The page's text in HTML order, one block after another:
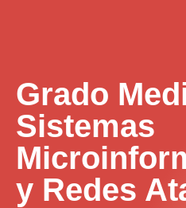
Grado
Sistemas
y Redes